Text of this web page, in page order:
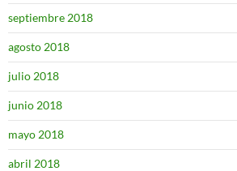
septiembre 2018
agosto 2018
julio 2018
junio 2018
mayo 2018
abril 2018